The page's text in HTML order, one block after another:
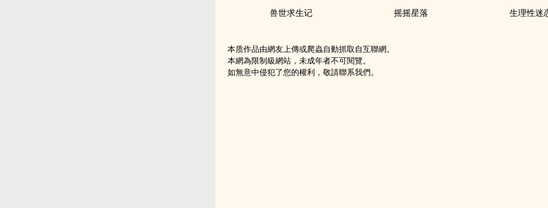
兽世求生记 摇摇星落 生理性迷
本质作品由網友上傳或爬蟲自動抓取自互聯網。
本網為限制級網站，未成年者不可閱覽。
如無意中侵犯了您的權利，敬請聯系我們。